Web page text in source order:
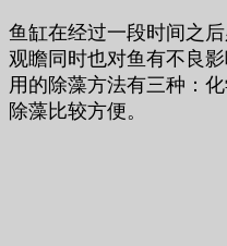
鱼缸在经过一段时间之
观瞻同时也对鱼有不良
用的除藻方法有三种：
除藻比较方便。